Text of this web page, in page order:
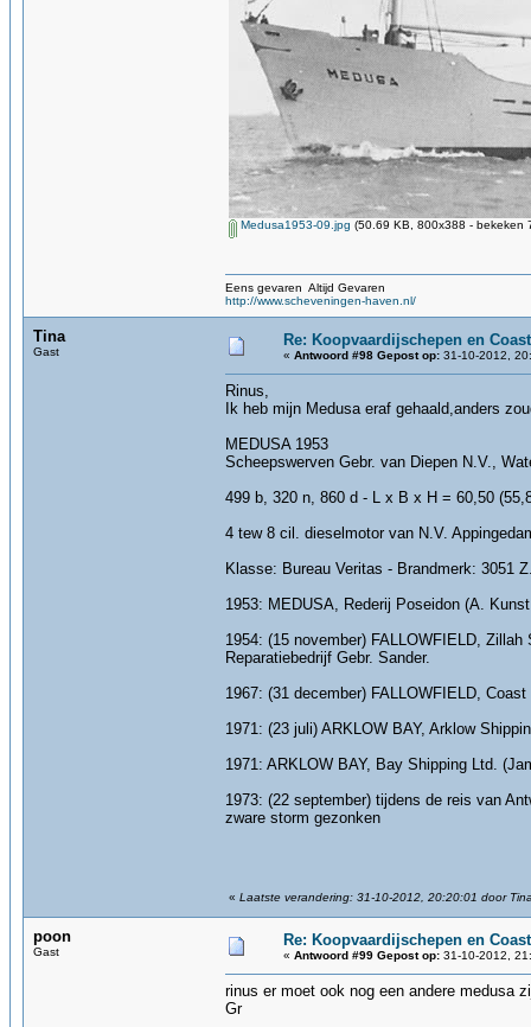
Medusa1953-09.jpg (50.69 KB, 800x388 - bekeken
Eens gevaren Altijd Gevaren
http://www.scheveningen-haven.nl/
Tina
Gast
Re: Koopvaardijschepen en
« Antwoord #98 Gepost op: 31-10-2012,
Rinus,
Ik heb mijn Medusa eraf gehaald,anders
MEDUSA 1953
Scheepswerven Gebr. van Diepen N.V.,
499 b, 320 n, 860 d - L x B x H = 60,50
4 tew 8 cil. dieselmotor van N.V.
Klasse: Bureau Veritas - Brandmerk: 3051
1953: MEDUSA, Rederij Poseidon (A.
1954: (15 november) FALLOWFIELD,
Reparatiebedrijf Gebr. Sander.
1967: (31 december) FALLOWFIELD,
1971: (23 juli) ARKLOW BAY, Arklow
1971: ARKLOW BAY, Bay Shipping Ltd.
1973: (22 september) tijdens de reis van
zware storm gezonken
« Laatste verandering: 31-10-2012, 20:20:01 door
poon
Gast
Re: Koopvaardijschepen en
« Antwoord #99 Gepost op: 31-10-2012,
rinus er moet ook nog een andere medusa
Gr